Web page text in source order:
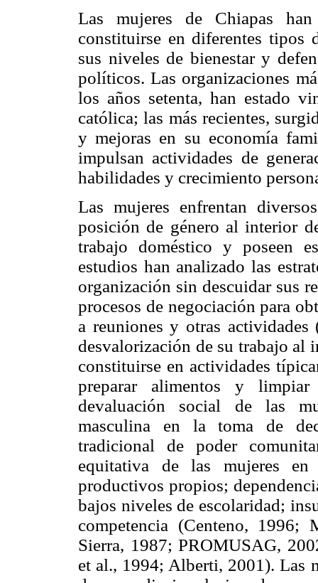
Las mujeres de Chiapas
constituirse en diferentes tipos
sus niveles de bienestar y
políticos. Las organizaciones
los años setenta, han estado
católica; las más recientes,
y mejoras en su economía
impulsan actividades de
habilidades y crecimiento
Las mujeres enfrentan
posición de género al interior
trabajo doméstico y poseen
estudios han analizado las
organización sin descuidar sus
procesos de negociación para
a reuniones y otras
desvalorización de su trabajo al
constituirse en actividades
preparar alimentos y
devaluación social de las
masculina en la toma de
tradicional de poder
equitativa de las mujeres en
productivos propios;
bajos niveles de escolaridad;
competencia (Centeno, 1996;
Sierra, 1987; PROMUSAG,
et al., 1994; Alberti, 2001). Las